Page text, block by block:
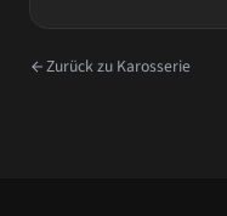
Zurück zu Karosserie